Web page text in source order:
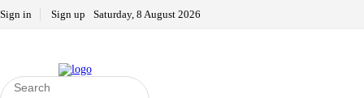
Sign in Sign up Saturday, 8 August 2026